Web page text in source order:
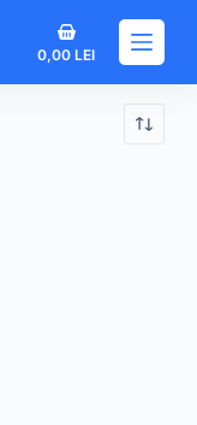
Coș
de
cumpărături
0,00LEI